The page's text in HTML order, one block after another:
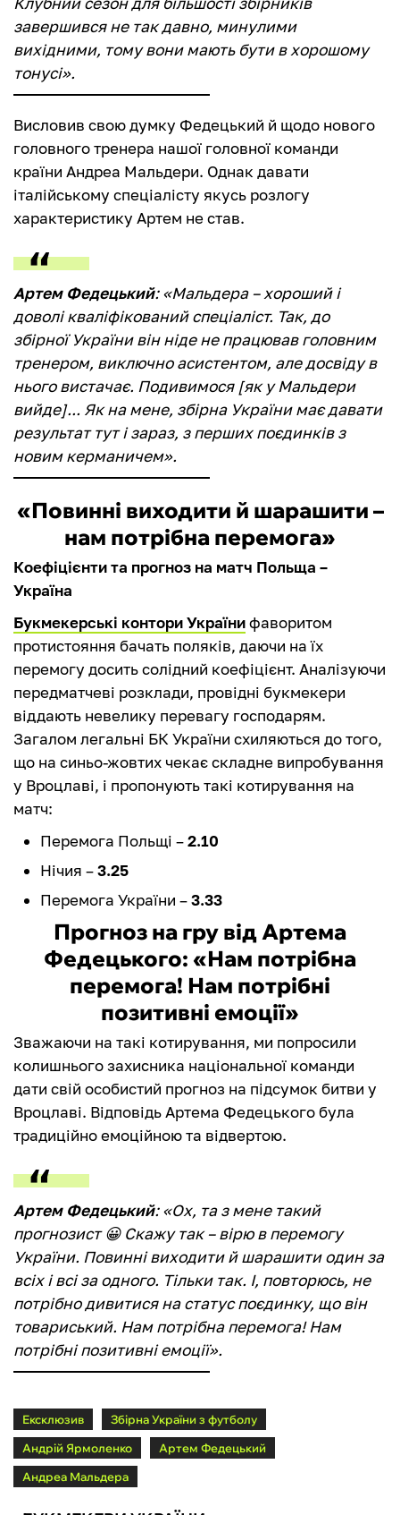
завершився не так давно, минулими
вихідними, тому вони мають бути в хорошому
тонусі».
Висловив свою думку Федецький й щодо нового
головного тренера нашої головної команди
країни Андреа Мальдери. Однак давати
італійському спеціалісту якусь розлогу
характеристику Артем не став.
Артем Федецький: «Мальдера – хороший і
доволі кваліфікований спеціаліст. Так, до
збірної України він ніде не працював головним
тренером, виключно асистентом, але досвіду в
нього вистачає. Подивимося [як у Мальдери
вийде]... Як на мене, збірна України має давати
результат тут і зараз, з перших поєдинків з
новим керманичем».
«Повинні виходити й шарашити –
нам потрібна перемога»
Коефіцієнти та прогноз на матч Польща –
Україна
Букмекерські контори Українифаворитом
протистояння бачать поляків, даючи на їх
перемогу досить солідний коефіцієнт. Аналізуючи
передматчеві розклади, провідні букмекери
віддають невелику перевагу господарям.
Загалом легальні БК України схиляються до того,
що на синьо-жовтих чекає складне випробування
у Вроцлаві, і пропонують такі котирування на
матч:
Перемога Польщі –2.10
Нічия –3.25
Перемога України –3.33
Прогноз на гру від Артема
Федецького: «Нам потрібна
перемога! Нам потрібні
позитивні емоції»
Зважаючи на такі котирування, ми попросили
колишнього захисника національної команди
дати свій особистий прогноз на підсумок битви у
Вроцлаві. Відповідь Артема Федецького була
традиційно емоційною та відвертою.
Артем Федецький: «Ох, та з мене такий
прогнозист 😀 Скажу так – вірю в перемогу
України. Повинні виходити й шарашити один за
всіх і всі за одного. Тільки так. І, повторюсь, не
потрібно дивитися на статус поєдинку, що він
товариський. Нам потрібна перемога! Нам
потрібні позитивні емоції».
Ексклюзив
Збірна України з футболу
Андрій Ярмоленко
Артем Федецький
Андреа Мальдера